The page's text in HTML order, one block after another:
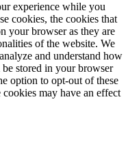
experience while you
cookies, the cookies that
your browser as they are
of the website. We
and understand how
stored in your browser
option to opt-out of these
may have an effect